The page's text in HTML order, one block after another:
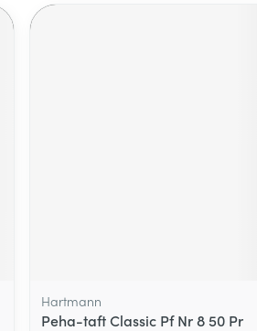
Hartmann
Peha-taft Classic Pf Nr 8 50 Pr